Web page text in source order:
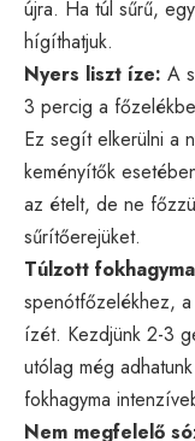
újra. Ha túl sűrű,
hígíthatjuk.
Nyers liszt íze: A
3 percig a
Ez segít elkerülni a
keményítők
az ételt, de ne
sűrítőerejüket.
Túlzott
spenótfőzelékhez,
ízét. Kezdjünk 2-3
utólag még
fokhagyma
Nem megfelelő